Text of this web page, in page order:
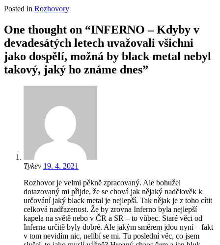
Posted in Rozhovory
One thought on “INFERNO – Kdyby v
devadesátých letech uvažovali všichni
jako dospělí, možná by black metal nebyl
takový, jaký ho známe dnes”
Tykev 19. 4. 2021
Rozhovor je velmi pěkně zpracovaný. Ale bohužel
dotazovaný mi přijde, že se chová jak nějaký nadčlověk k
určování jaký black metal je nejlepší. Tak nějak je z toho cítit
celková nadřazenost. Že by zrovna Inferno byla nejlepší
kapela na světě nebo v ČR a SR – to vůbec. Staré věci od
Inferna určitě byly dobré. Ale jakým směrem jdou nyní – fakt
v tom nevidím nic, nelíbí se mi. Tu poslední věc, co jsem